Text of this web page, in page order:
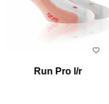
Run Pro l/r